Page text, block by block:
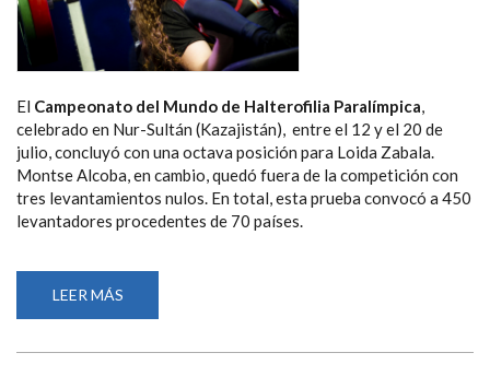
El Campeonato del Mundo de Halterofilia Paralímpica,
celebrado en Nur-Sultán (Kazajistán), entre el 12 y el 20 de
julio, concluyó con una octava posición para Loida Zabala.
Montse Alcoba, en cambio, quedó fuera de la competición con
tres levantamientos nulos. En total, esta prueba convocó a 450
levantadores procedentes de 70 países.
LEER MÁS
ZABALA
OCTAVA